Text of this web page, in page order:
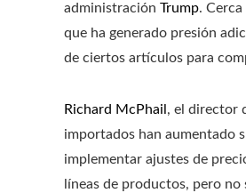
administración Trump.
que ha generado presión
de ciertos artículos para
Richard McPhail , el director
importados han aumentado
implementar ajustes de
líneas de productos, pero